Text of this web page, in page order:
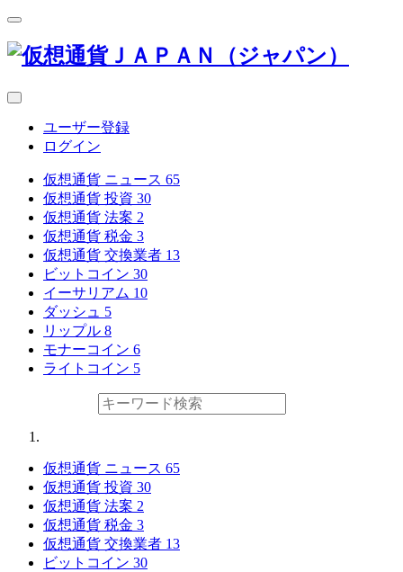
ユーザー登録
ログイン
仮想通貨 ニュース 65
仮想通貨 投資 30
仮想通貨 法案 2
仮想通貨 税金 3
仮想通貨 交換業者 13
ビットコイン 30
イーサリアム 10
ダッシュ 5
リップル 8
モナーコイン 6
ライトコイン 5
仮想通貨 ニュース 65
仮想通貨 投資 30
仮想通貨 法案 2
仮想通貨 税金 3
仮想通貨 交換業者 13
ビットコイン 30